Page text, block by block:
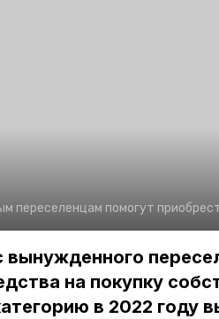
переселенцам помогут
на покупку
в 2022 году